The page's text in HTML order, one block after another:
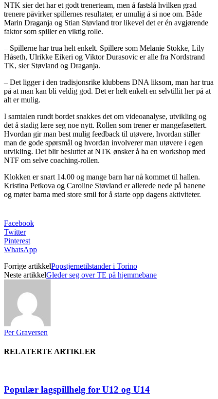
NTK sier det har et godt trenerteam, men å fastslå hvilken grad
trenere påvirker spillernes resultater, er umulig å si noe om. Både
Marin Draganja og Stian Støvland tror likevel det er én avgjørende
faktor som spiller en viktig rolle.
– Spillerne har trua helt enkelt. Spillere som Melanie Stokke, Lily
Håseth, Ulrikke Eikeri og Viktor Durasovic er alle fra Nordstrand
TK, sier Støvland og Draganja.
– Det ligger i den tradisjonsrike klubbens DNA liksom, man har trua
på at man kan bli veldig god. Det er helt enkelt en selvtillit her på at
alt er mulig.
I samtalen rundt bordet snakkes det om videoanalyse, utvikling og
det å stadig lære seg noe nytt. Rollen som trener er mangefasettert.
Hvordan gir man best mulig feedback til utøvere, hvordan stiller
man de gode spørsmål og hvordan involverer man utøvere i egen
utvikling. Det blir besluttet at NTK ønsker å ha en workshop med
NTF om selve coaching-rollen.
Klokken er snart 14.00 og mange barn har nå kommet til hallen.
Kristina Petkova og Caroline Støvland er allerede nede på banene
og møter barna med store smil for å starte opp dagens aktiviteter.
Facebook
Twitter
Pinterest
WhatsApp
Forrige artikkelPopstjernetilstander i Torino
Neste artikkelGleder seg over TE på hjemmebane
Per Graversen
RELATERTE ARTIKLER
Populær lagspillhelg for U12 og U14